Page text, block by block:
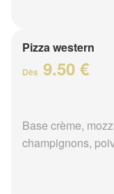
Pizza western
Dès 9.50 €
Base crème,
champignons,